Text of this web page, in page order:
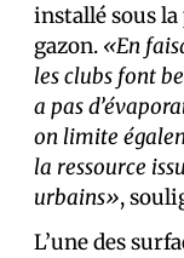
installé sous
gazon. «En
les clubs font
a pas
on limite
la ressource
urbains»,
L’une des